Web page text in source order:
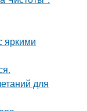
яркими
для